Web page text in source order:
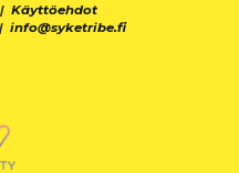
| Käyttöehdot
info@syketribe.fi